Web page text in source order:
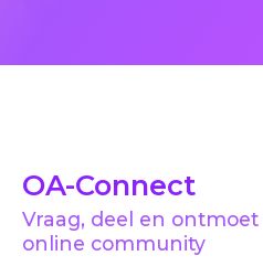
OA-Connect
Vraag, deel en
online community